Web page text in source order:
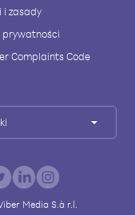
i zasady
prywatności
Complaints Code
Media S.à r.l.